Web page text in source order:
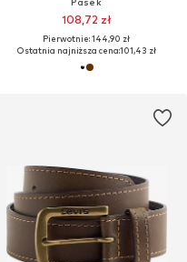
108,72 zł
Pierwotnie: 144,90 zł
Ostatnia najniższa cena:101,43 zł